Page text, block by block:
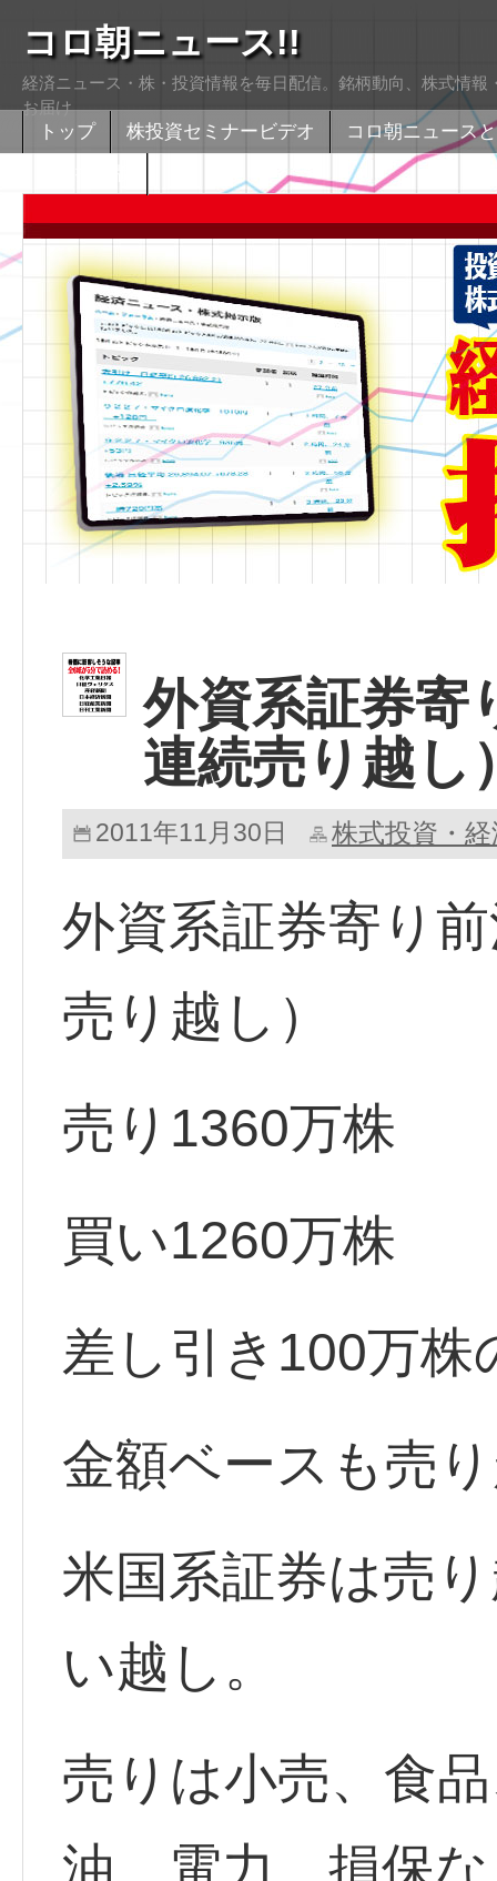
コロ朝ニュース!!
経済ニュース・株・投資情報を毎日配信。銘柄動向、株式情
お届け
トップ 株投資セミナービデオ
コロ朝ニュース
外資系証券寄
連続売り越し
2011年11月30日 株式投資・
外資系証券寄り
売り越し）
売り1360万株
買い1260万株
差し引き100万株
金額ベースも売
米国系証券は売
い越し。
売りは小売、食
油、電力、損保